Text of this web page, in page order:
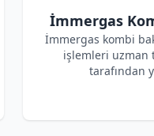
İmmergas
İmmergas kombi
işlemleri uzman
tarafından